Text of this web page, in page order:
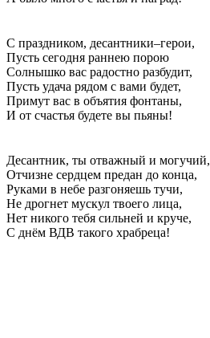
С праздником, десантники–герои,
Пусть сегодня раннею порою
Солнышко вас радостно разбудит,
Пусть удача рядом с вами будет,
Примут вас в объятия фонтаны,
И от счастья будете вы пьяны!
Десантник, ты отважный и могучий,
Отчизне сердцем предан до конца,
Руками в небе разгоняешь тучи,
Не дрогнет мускул твоего лица,
Нет никого тебя сильней и круче,
С днём ВДВ такого храбреца!